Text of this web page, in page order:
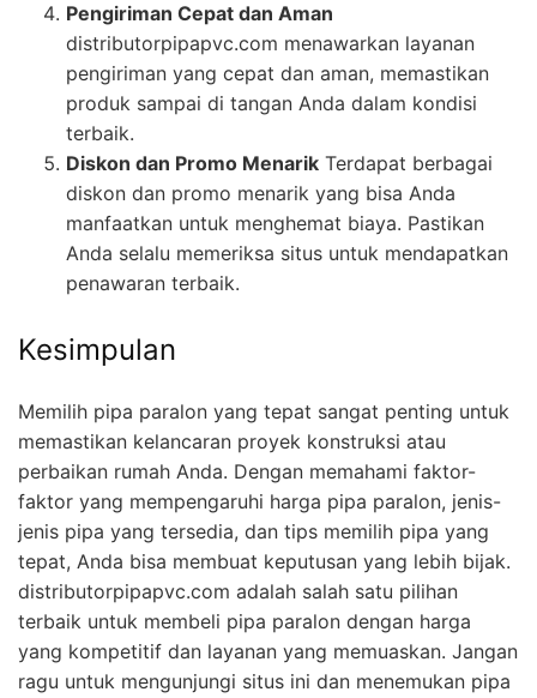
Pengiriman Cepat dan Aman
distributorpipapvc.com menawarkan layanan
pengiriman yang cepat dan aman, memastikan
produk sampai di tangan Anda dalam kondisi
terbaik.
Diskon dan Promo Menarik Terdapat berbagai
diskon dan promo menarik yang bisa Anda
manfaatkan untuk menghemat biaya. Pastikan
Anda selalu memeriksa situs untuk mendapatkan
penawaran terbaik.
Kesimpulan
Memilih pipa paralon yang tepat sangat penting untuk
memastikan kelancaran proyek konstruksi atau
perbaikan rumah Anda. Dengan memahami faktor-
faktor yang mempengaruhi harga pipa paralon, jenis-
jenis pipa yang tersedia, dan tips memilih pipa yang
tepat, Anda bisa membuat keputusan yang lebih bijak.
distributorpipapvc.com adalah salah satu pilihan
terbaik untuk membeli pipa paralon dengan harga
yang kompetitif dan layanan yang memuaskan. Jangan
ragu untuk mengunjungi situs ini dan menemukan pipa